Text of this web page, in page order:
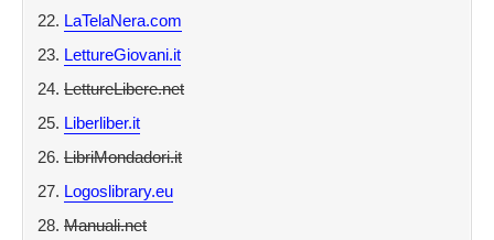
LaTelaNera.com
LettureGiovani.it
LettureLibere.net
Liberliber.it
LibriMondadori.it
Logoslibrary.eu
Manuali.net